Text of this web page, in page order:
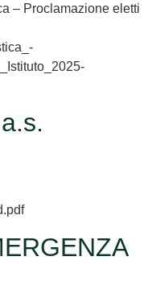
– Proclamazione eletti